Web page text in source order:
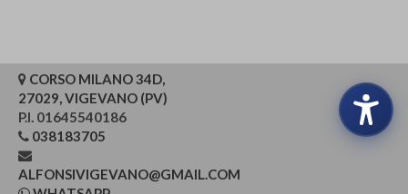
CORSO MILANO 34D,
27029, VIGEVANO (PV)
P.I. 01645540186
038183705
ALFONSIVIGEVANO@GMAIL.COM